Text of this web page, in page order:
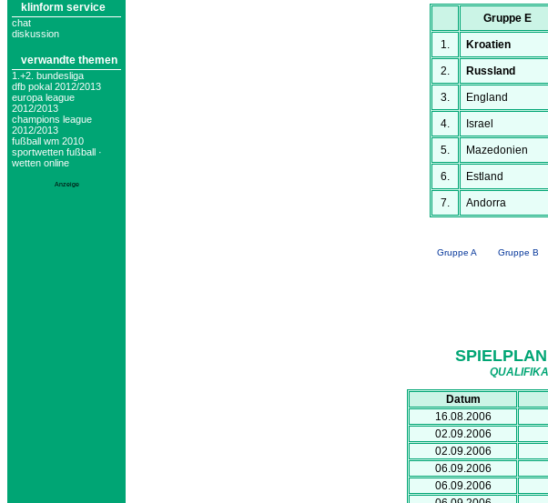
klinform service
chat
diskussion
verwandte themen
1.+2. bundesliga
dfb pokal 2012/2013
europa league
2012/2013
champions league
2012/2013
fußball wm 2010
sportwetten fußball ·
wetten online
Anzeige
Gruppe E
1. Kroatien
2. Russland
3. England
4. Israel
5. Mazedonien
6. Estland
7. Andorra
Gruppe A Gruppe B
Datum
16.08.2006
02.09.2006
02.09.2006
06.09.2006
06.09.2006